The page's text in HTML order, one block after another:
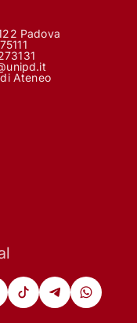
Padova
di Ateneo